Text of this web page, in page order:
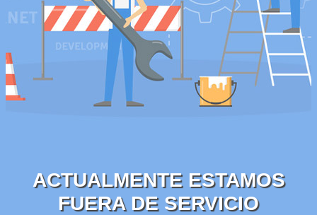
ACTUALMENTE ESTAMOS
FUERA DE SERVICIO